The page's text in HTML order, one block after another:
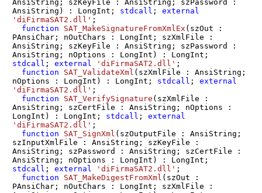
AnsiString; szKeyFile : AnsiString; szPassword :
AnsiString)
: LongInt; stdcall ; external
'diFirmaSAT2.dll' ;
function
SAT_MakeSignatureFromXmlEx (szOut :
PAnsiChar; nOutChars : LongInt; szXmlFile :
AnsiString; szKeyFile : AnsiString; szPassword :
AnsiString; nOptions : LongInt)
:
stdcall ; external 'diFirmaSAT2.dll' ;
function
SAT_ValidateXml (szXmlFile : AnsiString;
nOptions : LongInt)
: LongInt; stdcall ; external
'diFirmaSAT2.dll' ;
function
SAT_VerifySignature (szXmlFile :
AnsiString; szCertFile : AnsiString; nOptions :
LongInt)
: LongInt; stdcall ; external
'diFirmaSAT2.dll' ;
function
SAT_SignXml (szOutputFile : AnsiString;
szInputXmlFile : AnsiString; szKeyFile :
AnsiString; szPassword : AnsiString; szCertFile :
AnsiString; nOptions : LongInt)
:
stdcall ; external 'diFirmaSAT2.dll' ;
function
SAT_MakeDigestFromXml (szOut :
PAnsiChar; nOutChars : LongInt; szXmlFile :